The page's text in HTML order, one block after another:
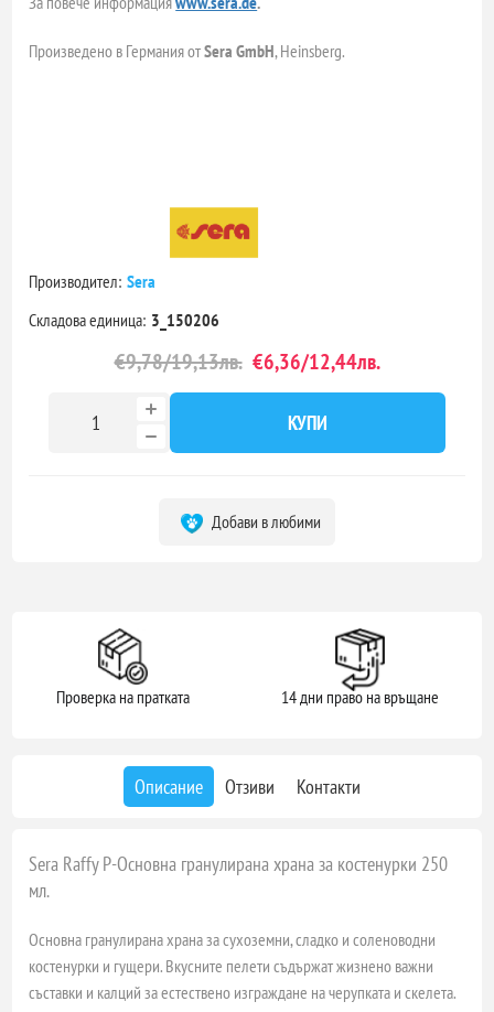
Произведено в Германия отSera GmbH, Heinsberg.
Производител: Sera
Складова единица: 3_150206
€9,78/19,13лв. €6,36/12,44лв.
КУПИ
Добави в любими
Проверка на пратката 14 дни право на връщане
Описание Отзиви Контакти
Sera Raffy P-Основна гранулирана храна за костенурки 250
мл.
Основна гранулирана храна за сухоземни, сладко и соленоводни
костенурки и гущери. Вкусните пелети съдържат жизнено важни
съставки и калций за естествено изграждане на черупката и скелета.